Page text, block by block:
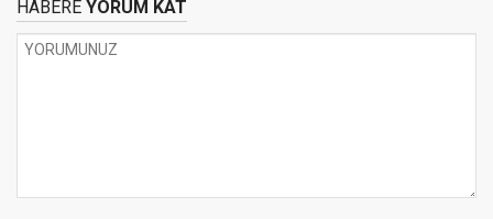
HABERE YORUM KAT